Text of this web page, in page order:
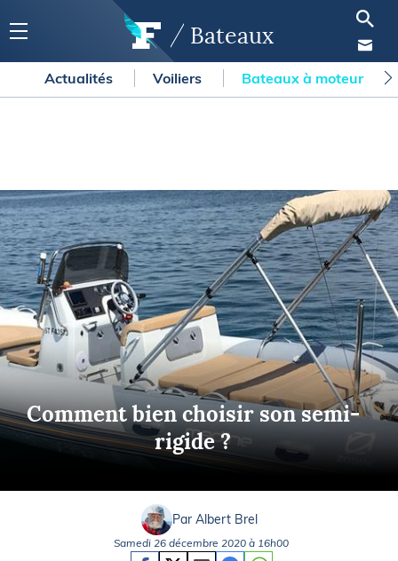
Bateaux
Actualités Voiliers Bateaux à moteur
Comment bien choisir son semi-
rigide ?
Par Albert Brel
Samedi 26 décembre 2020 à 16h00